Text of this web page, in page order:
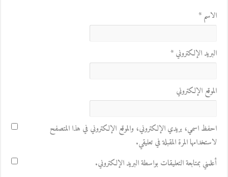
الاسم*
البريد الإلكتروني*
الموقع الإلكتروني
احفظ اسمي، بريدي الإلكتروني، والموقع الإلكتروني في هذا المتصفح
لاستخدامها المرة المقبلة في تعليقي.
أعلمني بمتابعة التعليقات بواسطة البريد الإلكتروني.